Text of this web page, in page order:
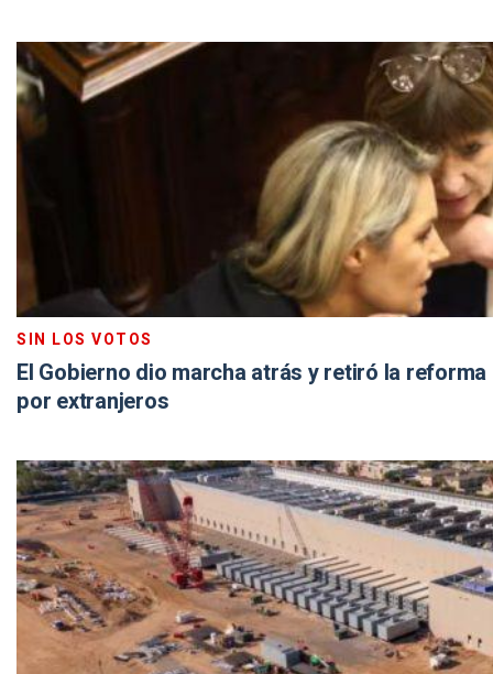
SIN LOS VOTOS
El Gobierno dio marcha atrás y retiró la
por extranjeros